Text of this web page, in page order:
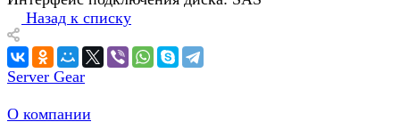
Назад к списку
Server Gear
О компании